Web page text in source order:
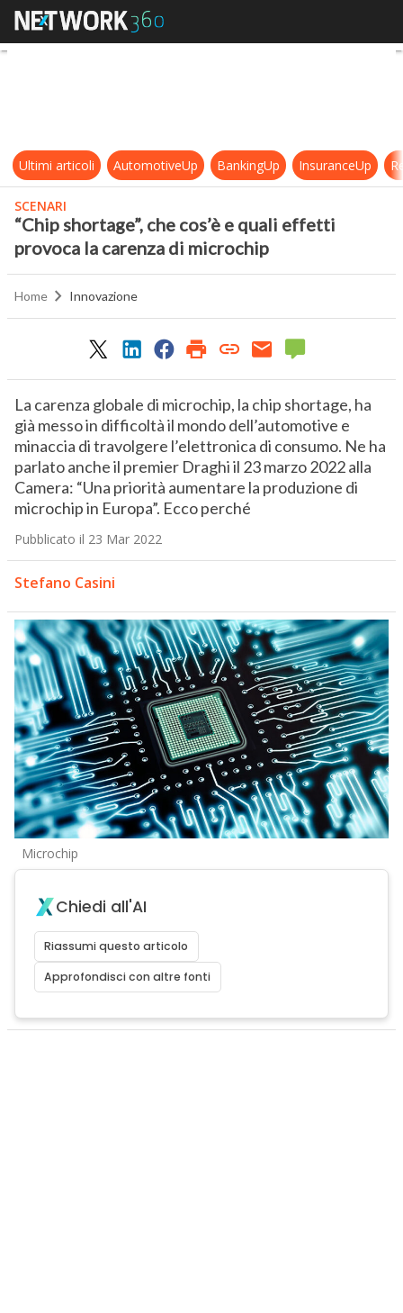
“Chip shortage”, che cos’è e
Ultimi articoli AutomotiveUp BankingUp InsuranceUp
SCENARI
“Chip shortage”, che cos’è e quali effetti
provoca la carenza di microchip
Home Innovazione
La carenza globale di microchip, la chip shortage, ha
già messo in difficoltà il mondo dell’automotive e
minaccia di travolgere l’elettronica di consumo. Ne ha
parlato anche il premier Draghi il 23 marzo 2022 alla
Camera: “Una priorità aumentare la produzione di
microchip in Europa”. Ecco perché
Pubblicato il 23 Mar 2022
Stefano Casini
Microchip
Chiedi all'AI
Riassumi questo articolo
Approfondisci con altre fonti